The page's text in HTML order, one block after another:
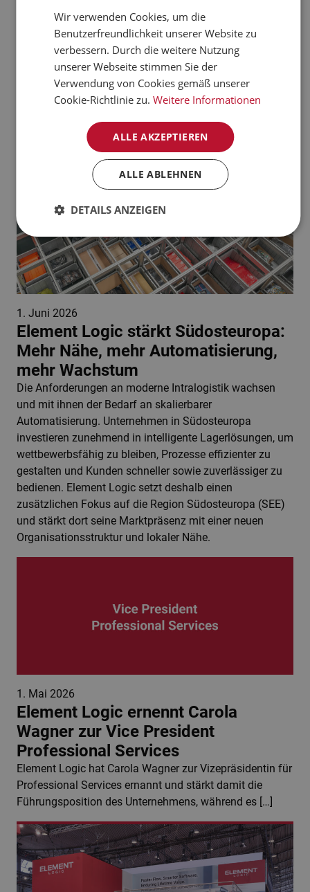
verarbeiten kann.
Jetzt mehr erfahren
Aktuelle News:
1. Juni 2026
Element Logic stärkt Südosteuropa:
Mehr Nähe, mehr Automatisierung,
mehr Wachstum
Die Anforderungen an moderne Intralogistik wachsen
und mit ihnen der Bedarf an skalierbarer
Automatisierung. Unternehmen in Südosteuropa
investieren zunehmend in intelligente Lagerlösungen, um
wettbewerbsfähig zu bleiben, Prozesse effizienter zu
gestalten und Kunden schneller sowie zuverlässiger zu
bedienen. Element Logic setzt deshalb einen
zusätzlichen Fokus auf die Region Südosteuropa (SEE)
und stärkt dort seine Marktpräsenz mit einer neuen
Organisationsstruktur und lokaler Nähe.
1. Mai 2026
Element Logic ernennt Carola
Wagner zur Vice President
Professional Services
Element Logic hat Carola Wagner zur Vizepräsidentin für
Professional Services ernannt und stärkt damit die
Führungsposition des Unternehmens, während es […]
FRENCH
DANISH
POLISH
ITALIAN
ENGLISH
Wir verwenden Cookies, um die
Benutzerfreundlichkeit unserer Website zu
verbessern. Durch die weitere Nutzung
unserer Webseite stimmen Sie der
Verwendung von Cookies gemäß unserer
Cookie-Richtlinie zu. Weitere Informationen
ALLE AKZEPTIEREN
ALLE ABLEHNEN
DETAILS ANZEIGEN